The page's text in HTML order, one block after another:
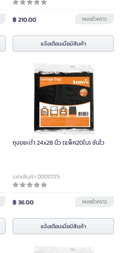
฿ 210.00 หมดชั่วคราว
แจ้งเตือนเมื่อมีสินค้า
ถุงขยะดำ 24x28 นิ้ว (แพ็ค20ใบ) ซันโว
รหัสสินค้า 0000725
฿ 36.00 หมดชั่วคราว
แจ้งเตือนเมื่อมีสินค้า